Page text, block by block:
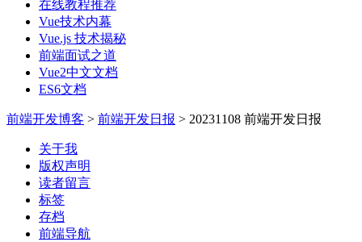
在线教程推荐
Vue技术内幕
Vue.js 技术揭秘
前端面试之道
Vue2中文文档
ES6文档
前端开发博客 > 前端开发日报 > 20231108 前端开发日报
关于我
版权声明
读者留言
标签
存档
前端导航